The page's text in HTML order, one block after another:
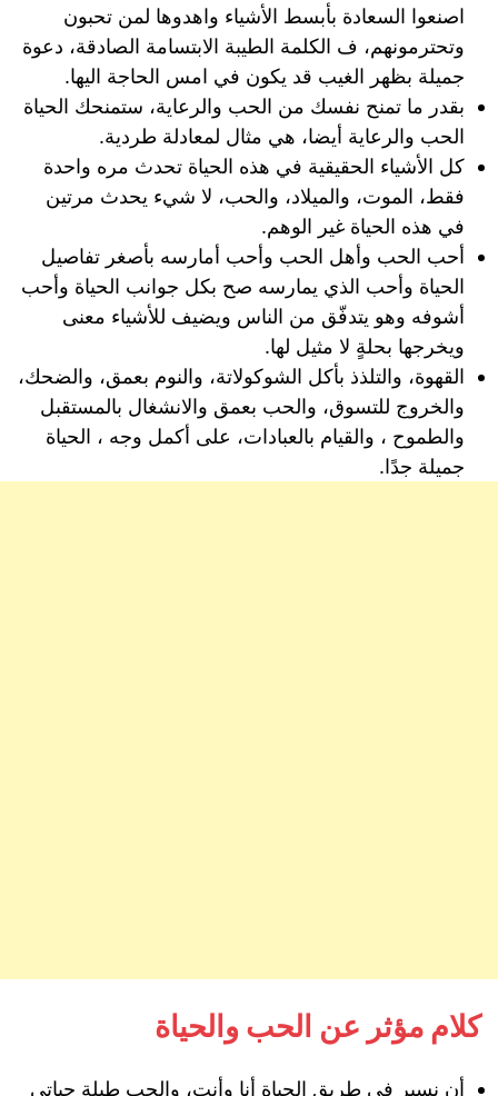
اصنعوا السعادة بأبسط الأشياء واهدوها لمن تحبون
وتحترمونهم، ف الكلمة الطيبة الابتسامة الصادقة، دعوة
جميلة بظهر الغيب قد يكون في امس الحاجة اليها.
بقدر ما تمنح نفسك من الحب والرعاية، ستمنحك الحياة
الحب والرعاية أيضا، هي مثال لمعادلة طردية.
كل الأشياء الحقيقية في هذه الحياة تحدث مره واحدة
فقط، الموت، والميلاد، والحب، لا شيء يحدث مرتين
في هذه الحياة غير الوهم.
أحب الحب وأهل الحب وأحب أمارسه بأصغر تفاصيل
الحياة وأحب الذي يمارسه صح بكل جوانب الحياة وأحب
أشوفه وهو يتدفّق من الناس ويضيف للأشياء معنى
ويخرجها بحلةٍ لا مثيل لها.
القهوة، والتلذذ بأكل الشوكولاتة، والنوم بعمق، والضحك،
والخروج للتسوق، والحب بعمق والانشغال بالمستقبل
والطموح ، والقيام بالعبادات، على أكمل وجه ، الحياة
جميلة جدًا.
كلام مؤثر عن الحب والحياة
أن نسير في طريق الحياة أنا وأنت، والحب طيلة حياتي